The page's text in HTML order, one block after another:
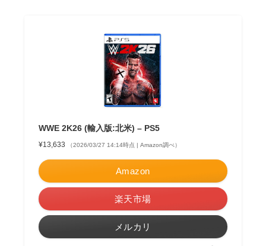
WWE 2K26 (輸入版:北米) – PS5
¥13,633 （2026/03/27 14:14時点 | Amazon調べ）
Amazon
楽天市場
メルカリ